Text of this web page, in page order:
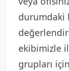
durumdaki
ekibimizle
grupları